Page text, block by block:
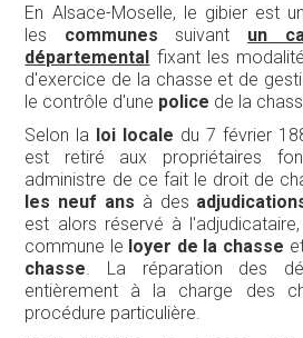
En Alsace-Moselle, le gibier est
les communes suivant un
départemental fixant les
d'exercice de la chasse et de
le contrôle d'une police de la
Selon la loi locale du 7 février
est retiré aux propriétaires
administre de ce fait le droit de
les neuf ans à des
est alors réservé à
commune le loyer de la chasse
chasse . La réparation des
entièrement à la charge des
procédure particulière.